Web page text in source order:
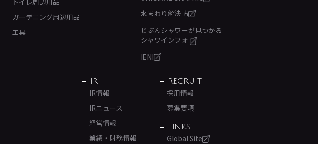
トイレ周辺用品
ガーデニング周辺用品
工具
水まわり解決帖
じぶんシャワーが見つかる
シャワインフォ
IENI
IR
IR情報
IRニュース
経営情報
業績・財務情報
RECRUIT
採用情報
募集要項
LINKS
Global Site